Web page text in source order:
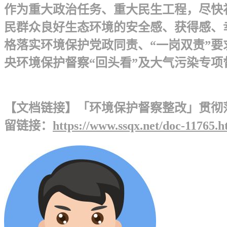
作为重大政治任务、重大民生工程，尽
民群众良好生态环境的安全感、获得感
格落实环境保护党政同责、“一岗双责”
央环境保护督察“回头看”及大气污染专
【文档链接】「环境保护督察整改」贯
留链接： https://www.ssqx.net/doc-